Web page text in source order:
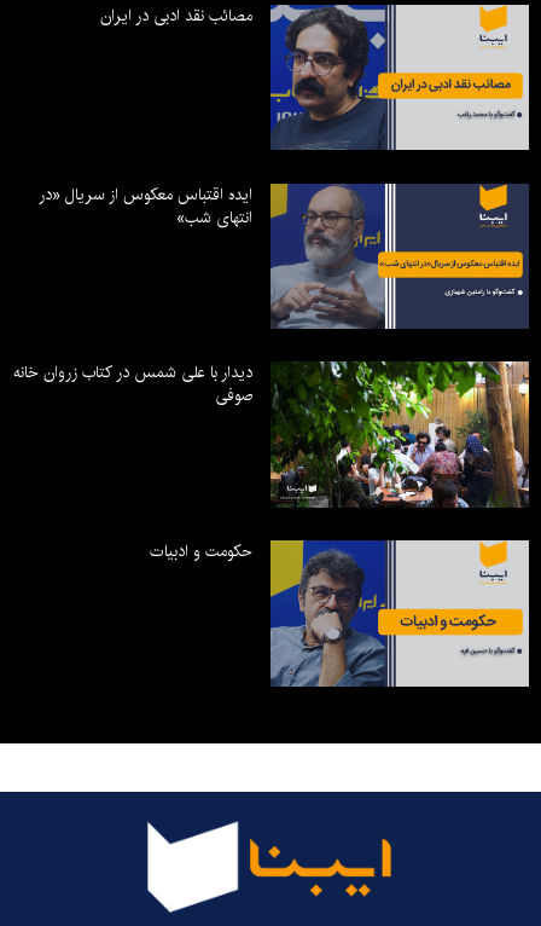
مصائب نقد ادبی در ایران
ایده اقتباس معکوس از سریال «در
انتهای شب»
دیدار با علی شمس در کتاب زروان خانه
صوفی
حکومت و ادبیات